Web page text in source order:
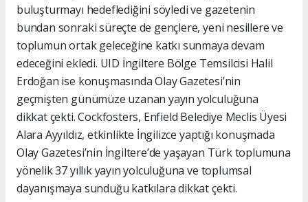
buluşturmayı hedeflediğini söyledi ve gazetenin
bundan sonraki süreçte de gençlere, yeni nesillere ve
toplumun ortak geleceğine katkı sunmaya devam
edeceğini ekledi. UID İngiltere Bölge Temsilcisi Halil
Erdoğan ise konuşmasında Olay Gazetesi’nin
geçmişten günümüze uzanan yayın yolculuğuna
dikkat çekti. Cockfosters, Enfield Belediye Meclis Üyesi
Alara Ayyıldız, etkinlikte İngilizce yaptığı konuşmada
Olay Gazetesi’nin İngiltere’de yaşayan Türk toplumuna
yönelik 37 yıllık yayın yolculuğuna ve toplumsal
dayanışmaya sunduğu katkılara dikkat çekti.